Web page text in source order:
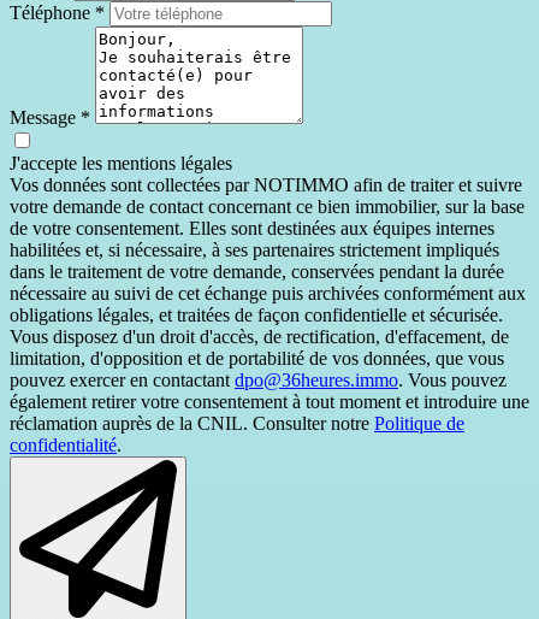
Téléphone *
Message *
J'accepte les mentions légales
Vos données sont collectées par NOTIMMO afin de traiter et suivre
votre demande de contact concernant ce bien immobilier, sur la base
de votre consentement. Elles sont destinées aux équipes internes
habilitées et, si nécessaire, à ses partenaires strictement impliqués
dans le traitement de votre demande, conservées pendant la durée
nécessaire au suivi de cet échange puis archivées conformément aux
obligations légales, et traitées de façon confidentielle et sécurisée.
Vous disposez d'un droit d'accès, de rectification, d'effacement, de
limitation, d'opposition et de portabilité de vos données, que vous
pouvez exercer en contactant dpo@36heures.immo. Vous pouvez
également retirer votre consentement à tout moment et introduire une
réclamation auprès de la CNIL. Consulter notre Politique de
confidentialité.